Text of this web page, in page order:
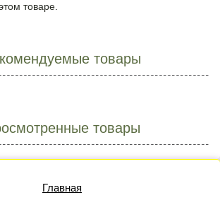
товаре.
товары
товары
Главная